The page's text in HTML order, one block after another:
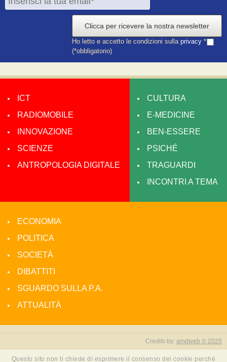
Clicca per ricevere la nostra newsletter
Ho letto e accetto le condizioni sulla privacy *
(*obbligatorio)
ICT
RADIOMOBILE
INNOVAZIONE
SCIENZE
ANTROPOLOGIA DIGITALE
CULTURA
E-MEDICINE
BEN-ESSERE
PSICHÉ
TRAGUARDI
INCONTRI A TEMA
ECONOMIA
POLITICA
SOCIETÀ
DIBATTITI
SGUARDO SULLA P.A.
ATTUALITÀ
Credits by: amdweb © 2025
Questo sito non ti chiede di esprimere il consenso dei cookie perché